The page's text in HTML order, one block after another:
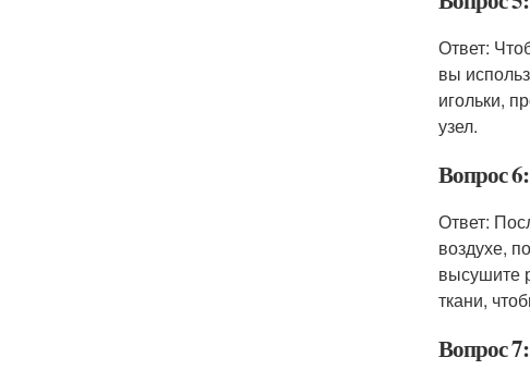
Ответ:
вы
игольки,
узел.
Вопрос
Ответ:
воздухе,
высушите
ткани,
Вопрос